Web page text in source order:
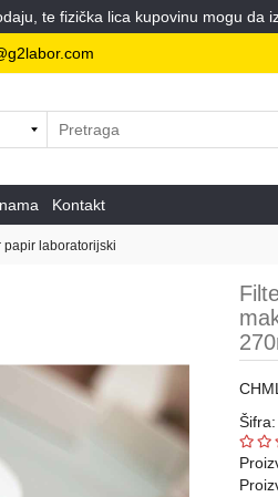
te fizička lica kupovinu mogu da
Kontakt
papir laboratorijski